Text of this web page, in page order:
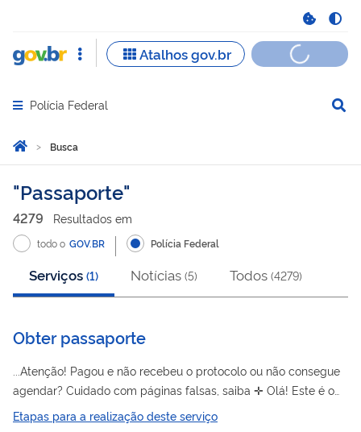
Abrir menu principal de navegação
Polícia Federal
Você está aqui:
Página Inicial
Busca
Busca
Passaporte
4279 Resultados em
todo o GOV.BR Polícia Federal
Serviços (1) Notícias (5) Todos (4279)
Obter passaporte
...Atenção! Pagou e não recebeu o protocolo ou não consegue
agendar? Cuidado com páginas falsas, saiba ✛ Olá! Este é o
único site oficial do governo brasileiro onde você pode solicitar
Etapas para a realização deste serviço